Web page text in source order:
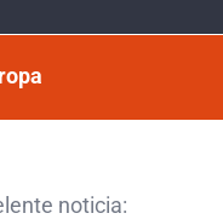
noticia: